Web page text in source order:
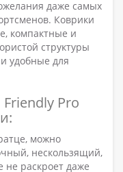
даже самых
Коврики
компактные и
структуры
удобные для
Friendly Pro
можно
нескользящий,
не раскроет даже